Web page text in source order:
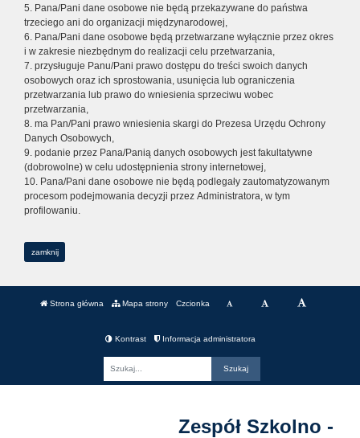
5. Pana/Pani dane osobowe nie będą przekazywane do państwa
trzeciego ani do organizacji międzynarodowej,
6. Pana/Pani dane osobowe będą przetwarzane wyłącznie przez okres
i w zakresie niezbędnym do realizacji celu przetwarzania,
7. przysługuje Panu/Pani prawo dostępu do treści swoich danych
osobowych oraz ich sprostowania, usunięcia lub ograniczenia
przetwarzania lub prawo do wniesienia sprzeciwu wobec
przetwarzania,
8. ma Pan/Pani prawo wniesienia skargi do Prezesa Urzędu Ochrony
Danych Osobowych,
9. podanie przez Pana/Panią danych osobowych jest fakultatywne
(dobrowolne) w celu udostępnienia strony internetowej,
10. Pana/Pani dane osobowe nie będą podlegały zautomatyzowanym
procesom podejmowania decyzji przez Administratora, w tym
profilowaniu.
zamknij
Strona główna Mapa strony Czcionka
Kontrast Informacja administratora
Zespół Szkolno -